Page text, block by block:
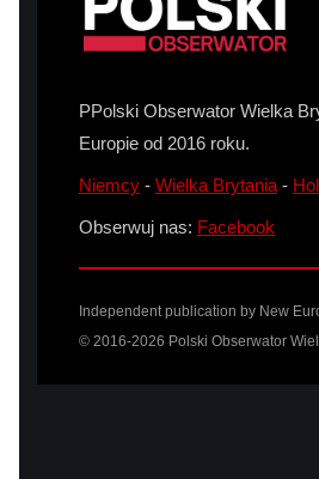
PPolski Obserwator Wielka
Europie od 2016 roku.
Niemcy - Wielka Brytania -
Obserwuj nas: Facebook
Independent publication by New
© 2016-2026 Polski Obserwator